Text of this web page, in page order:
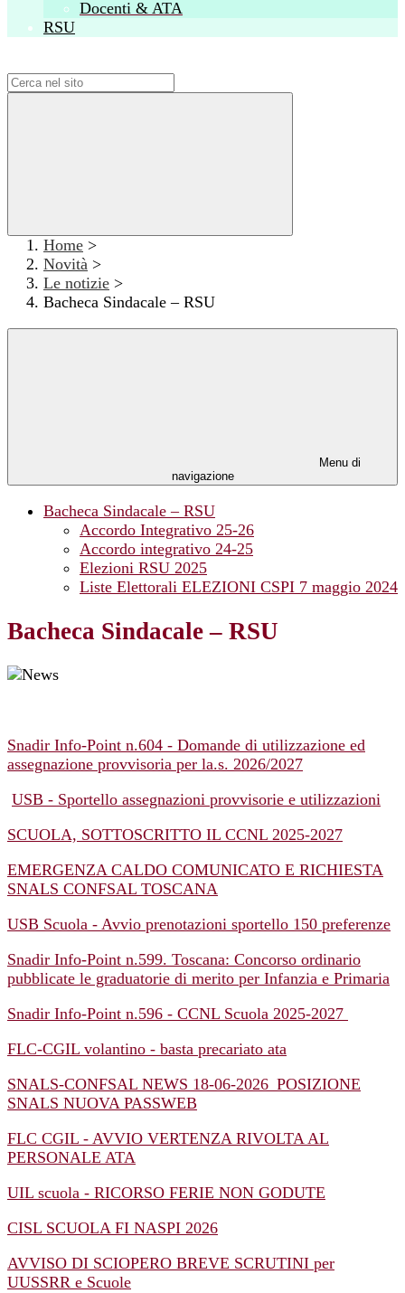
Docenti & ATA
RSU
Home >
Novità >
Le notizie >
Bacheca Sindacale – RSU
Menu di
navigazione
Bacheca Sindacale – RSU
Accordo Integrativo 25-26
Accordo integrativo 24-25
Elezioni RSU 2025
Liste Elettorali ELEZIONI CSPI 7 maggio 2024
Bacheca Sindacale – RSU
Snadir Info-Point n.604 - Domande di utilizzazione ed
assegnazione provvisoria per la.s. 2026/2027
USB - Sportello assegnazioni provvisorie e utilizzazioni
SCUOLA, SOTTOSCRITTO IL CCNL 2025-2027
EMERGENZA CALDO COMUNICATO E RICHIESTA
SNALS CONFSAL TOSCANA
USB Scuola - Avvio prenotazioni sportello 150 preferenze
Snadir Info-Point n.599. Toscana: Concorso ordinario
pubblicate le graduatorie di merito per Infanzia e Primaria
Snadir Info-Point n.596 - CCNL Scuola 2025-2027
FLC-CGIL volantino - basta precariato ata
SNALS-CONFSAL NEWS 18-06-2026_POSIZIONE
SNALS NUOVA PASSWEB
FLC CGIL - AVVIO VERTENZA RIVOLTA AL
PERSONALE ATA
UIL scuola - RICORSO FERIE NON GODUTE
CISL SCUOLA FI NASPI 2026
AVVISO DI SCIOPERO BREVE SCRUTINI per
UUSSRR e Scuole